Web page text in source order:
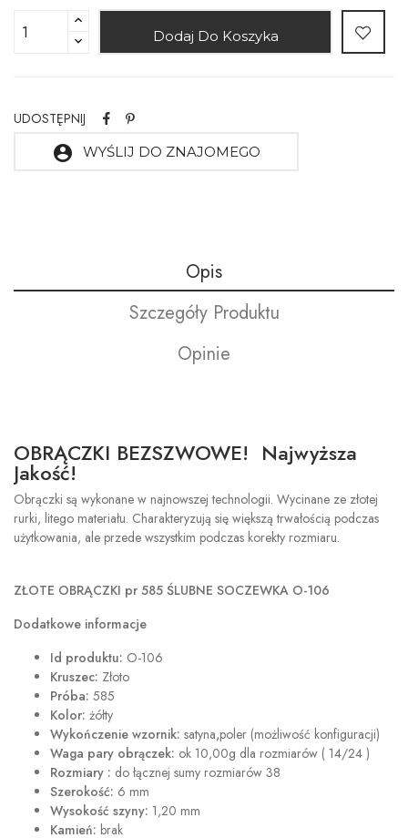
Dodaj Do Koszyka
UDOSTĘPNIJ
account_circle WYŚLIJ DO ZNAJOMEGO
Opis
Szczegóły Produktu
Opinie
OBRĄCZKI BEZSZWOWE! Najwyższa
Jakość!
Obrączki są wykonane w najnowszej technologii. Wycinane ze złotej
rurki, litego materiału. Charakteryzują się większą trwałością podczas
użytkowania, ale przede wszystkim podczas korekty rozmiaru.
ZŁOTE OBRĄCZKI pr 585 ŚLUBNE SOCZEWKA O-106
Dodatkowe informacje
Id produktu: O-106
Kruszec: Złoto
Próba: 585
Kolor: żółty
Wykończenie wzornik: satyna,poler (możliwość konfiguracji)
Waga pary obrączek: ok 10,00g dla rozmiarów ( 14/24 )
Rozmiary : do łącznej sumy rozmiarów 38
Szerokość: 6 mm
Wysokość szyny: 1,20 mm
Kamień: brak